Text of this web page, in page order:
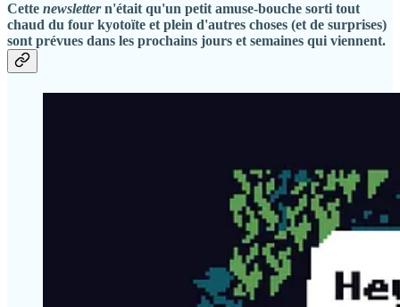
Cette newslettern'était qu'un petit amuse-bouche sorti tout
chaud du four kyotoïte et plein d'autres choses (et de surprises)
sont prévues dans les prochains jours et semaines qui viennent.